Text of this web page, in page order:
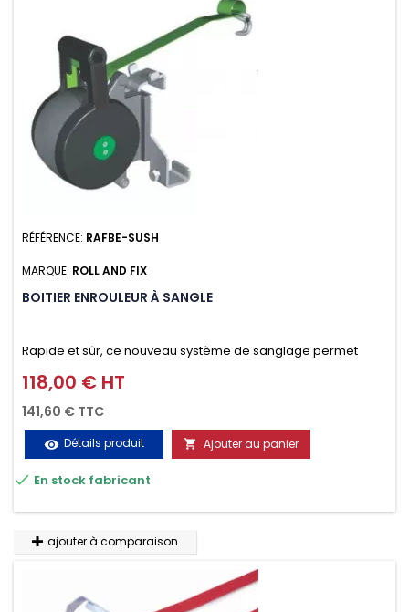
RÉFÉRENCE: RAFBE-SUSH
MARQUE: ROLL AND FIX
BOITIER ENROULEUR À SANGLE
Rapide et sûr, ce nouveau système de sanglage permet
d’arrimer le chargement sur la galerie en moins d’une
minute.
Prix
118,00 € HT
141,60 € TTC
visibility Détails produit  Ajouter au panier
 En stock fabricant
ajouter à comparaison